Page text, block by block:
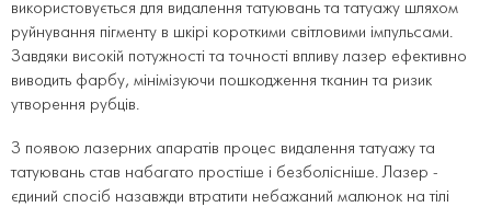
використовується для видалення татуювань та татуажу шляхом
руйнування пігменту в шкірі короткими світловими імпульсами.
Завдяки високій потужності та точності впливу лазер ефективно
виводить фарбу, мінімізуючи пошкодження тканин та ризик
утворення рубців.
З появою лазерних апаратів процес видалення татуажу та
татуювань став набагато простіше і безболісніше. Лазер -
єдиний спосіб назавжди втратити небажаний малюнок на тілі